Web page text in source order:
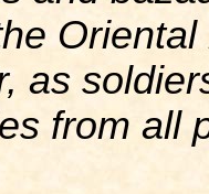
, as
from all